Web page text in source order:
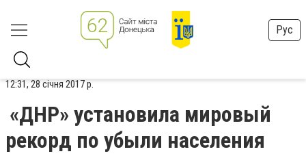
Рус
12:31, 28 січня 2017 р.
«ДНР» установила мировый
рекорд по убыли населения